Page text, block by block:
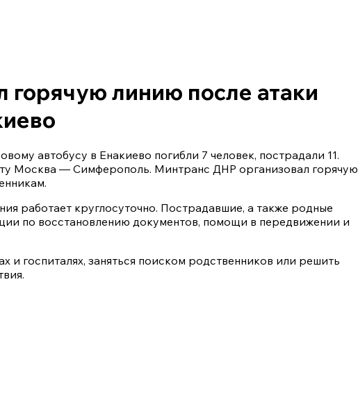
линию после атаки
автобусу в Енакиево погибли 7 человек, пострадали 11.
Москва — Симферополь. Минтранс ДНР организовал горячую
работает круглосуточно. Пострадавшие, а также родные
по восстановлению документов, помощи в передвижении и
госпиталях, заняться поиском родственников или решить